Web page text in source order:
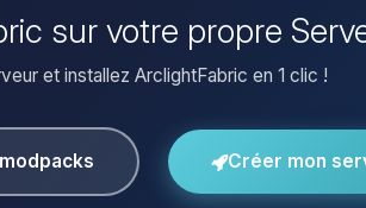
sur votre propre
et installez ArclightFabric en 1 clic !
Créer mon